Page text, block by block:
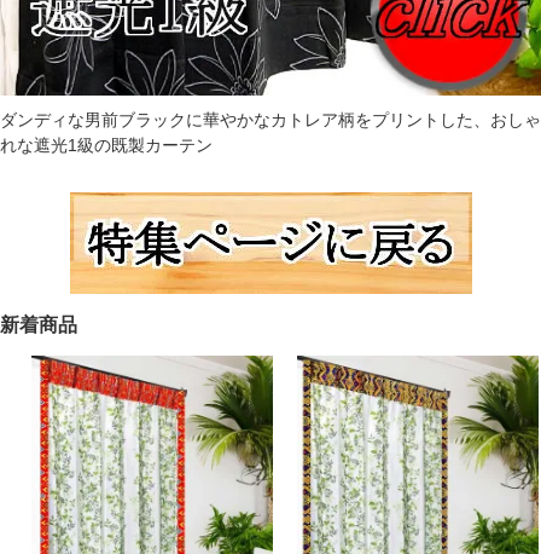
ダンディな男前ブラックに華やかなカトレア柄をプリントした、おしゃ
れな遮光1級の既製カーテン
新着商品